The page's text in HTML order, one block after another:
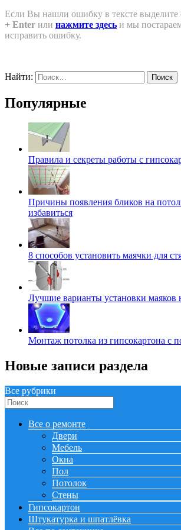
Если Вы нашли ошибку в тексте выделите
+ Enter или нажмите здесь и мы
исправить ошибку.
Найти:
Популярные
Правила и секреты работы с
Причины появления бликов на
избавиться
8 способов установить маячки для
Лучшие варианты установки маяков
Монтаж потолка из гипсокартона с
Новые записи раздела
Все рубрики
Все о ремонте
Двери
Мебель
Окна
Пол
Потолок
Стены
Гипсокартон
Штукатурка и шпатлёвка